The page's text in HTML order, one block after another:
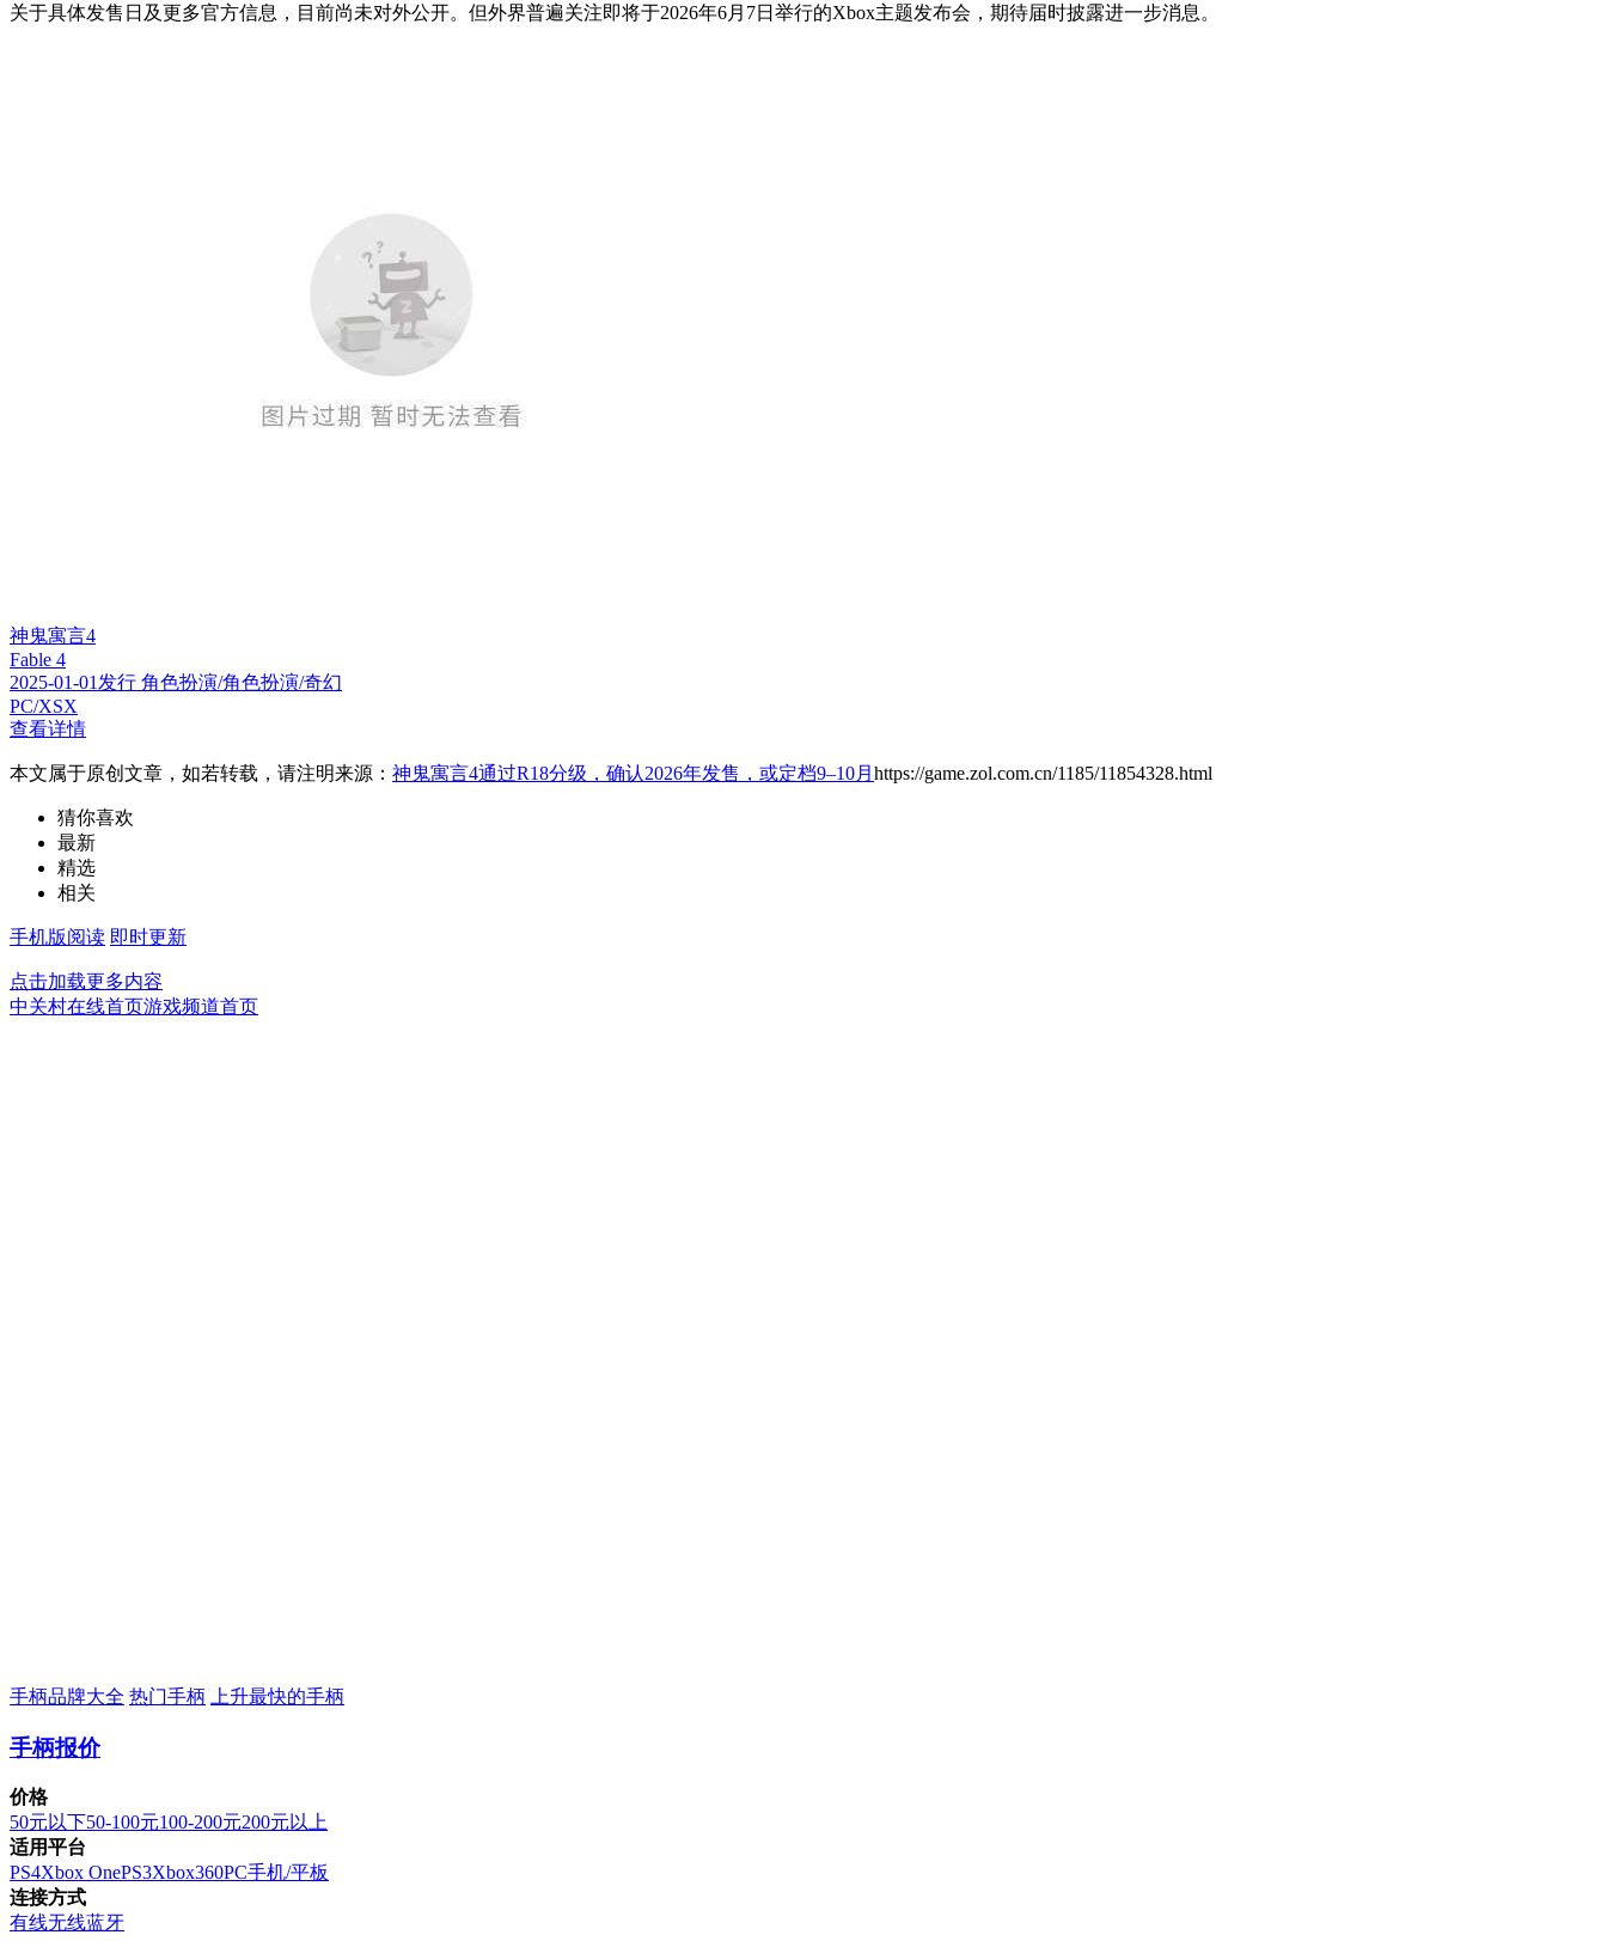
关于具体发售日及更多官方信息，目前尚未对外公开。但外界普遍关注即将于2026年6月7日举行的Xbox主题发布会，期待届时披露进一步消息。
神鬼寓言4
Fable 4
2025-01-01发行 角色扮演/角色扮演/奇幻
PC/XSX
查看详情
本文属于原创文章，如若转载，请注明来源： 神鬼寓言4通过R18分级，确认2026年发售，或定档9–10月 https://game.zol.com.cn/1185/11854328.html
猜你喜欢
最新
精选
相关
手机版阅读 即时更新
点击加载更多内容
中关村在线首页游戏频道首页
手柄品牌大全 热门手柄 上升最快的手柄
手柄报价
价格
50元以下50-100元100-200元200元以上
适用平台
PS4Xbox OnePS3Xbox360PC手机/平板
连接方式
有线无线蓝牙